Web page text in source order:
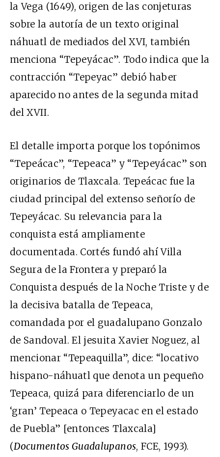
la Vega (1649), origen de las conjeturas
sobre la autoría de un texto original
náhuatl de mediados del XVI, también
menciona “Tepeyácac”. Todo indica que la
contracción “Tepeyac” debió haber
aparecido no antes de la segunda mitad
del XVII.
El detalle importa porque los topónimos
“Tepeácac”, “Tepeaca” y “Tepeyácac” son
originarios de Tlaxcala. Tepeácac fue la
ciudad principal del extenso señorío de
Tepeyácac. Su relevancia para la
conquista está ampliamente
documentada. Cortés fundó ahí Villa
Segura de la Frontera y preparó la
Conquista después de la Noche Triste y de
la decisiva batalla de Tepeaca,
comandada por el guadalupano Gonzalo
de Sandoval. El jesuita Xavier Noguez, al
mencionar “Tepeaquilla”, dice: “locativo
hispano-náhuatl que denota un pequeño
Tepeaca, quizá para diferenciarlo de un
‘gran’ Tepeaca o Tepeyacac en el estado
de Puebla” [entonces Tlaxcala]
(Documentos Guadalupanos, FCE, 1993).